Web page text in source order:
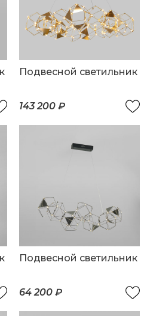
Подвесной светильник
143 200 ₽
Подвесной светильник
64 200 ₽